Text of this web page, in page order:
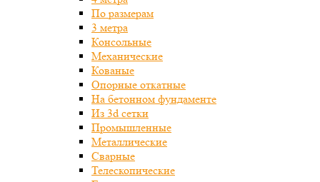
По размерам
3 метра
Консольные
Механические
Кованые
Опорные откатные
На бетонном фундаменте
Из 3d сетки
Промышленные
Металлические
Сварные
Телескопические